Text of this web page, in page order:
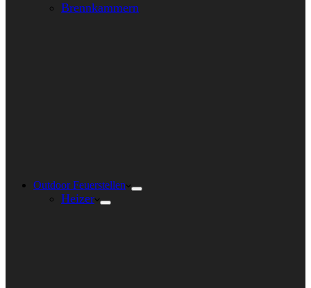
Brennkammern
Outdoor Feuerstellen
Heizer